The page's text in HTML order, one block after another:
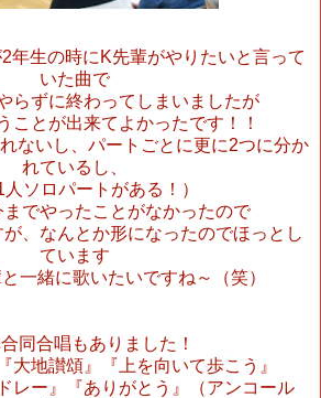
2年生の時に K先輩がやりたいと言って
いた曲で
らずに終わってしまいましたが
ことが出来てよかったです！！
ないし、パートごとに更に2つに分か
れているし、
人ソロパートがある！）
までやったことがなかったので
、なんとか形になったのでほっとし
ています
一緒に歌いたいですね～（笑）
同合唱もありました！
大地讃頌』『上を向いて歩こう』
レー』『ありがとう』（アンコール